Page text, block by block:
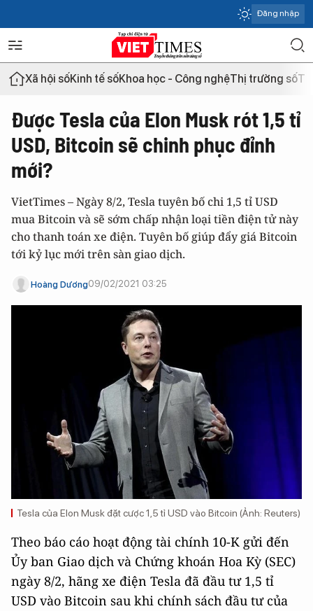
Đăng nhập
Xã hội sốKinh tế sốKhoa học - Công nghệThị trường số
Được Tesla của Elon Musk rót 1,5 tỉ
USD, Bitcoin sẽ chinh phục đỉnh
mới?
VietTimes – Ngày 8/2, Tesla tuyên bố chi 1,5 tỉ USD
mua Bitcoin và sẽ sớm chấp nhận loại tiền điện tử này
cho thanh toán xe điện. Tuyên bố giúp đẩy giá Bitcoin
tới kỷ lục mới trên sàn giao dịch.
Hoàng Dương09/02/2021 03:25
Tesla của Elon Musk đặt cược 1,5 tỉ USD vào Bitcoin (Ảnh: Reuters)
Theo báo cáo hoạt động tài chính 10-K gửi đến
Ủy ban Giao dịch và Chứng khoán Hoa Kỳ (SEC)
ngày 8/2, hãng xe điện Tesla đã đầu tư 1,5 tỉ
USD vào Bitcoin sau khi chính sách đầu tư của